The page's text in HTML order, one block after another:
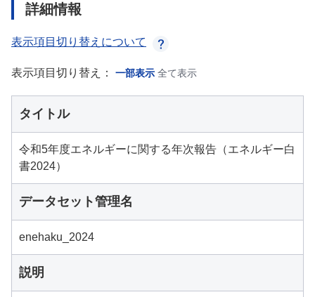
詳細情報
表示項目切り替えについて
表示項目切り替え： 一部表示 全て表示
タイトル
令和5年度エネルギーに関する年次報告（エネルギー白
書2024）
データセット管理名
enehaku_2024
説明